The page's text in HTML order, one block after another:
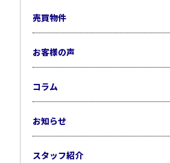
売買物件
お客様の声
コラム
お知らせ
スタッフ紹介